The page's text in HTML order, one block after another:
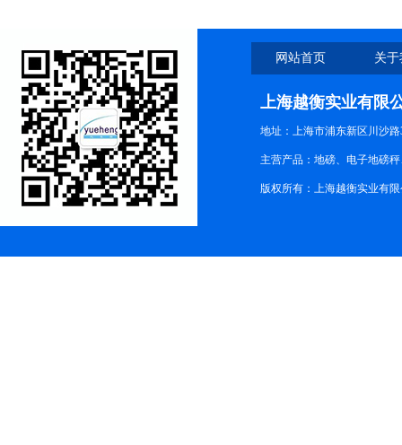
网站首页 关
上海越衡实业有限
地址：上海市浦东新区川沙路
主营产品：地磅、电子地磅
版权所有：上海越衡实业有